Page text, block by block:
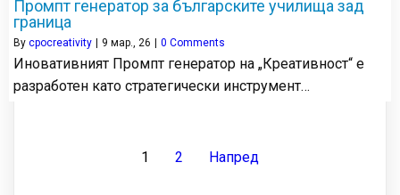
Промпт генератор за българските училища зад
граница
By cpocreativity 9 мар., 26 0 Comments
Иновативният Промпт генератор на „Креативност“ е
разработен като стратегически инструмент…
1 2 Напред